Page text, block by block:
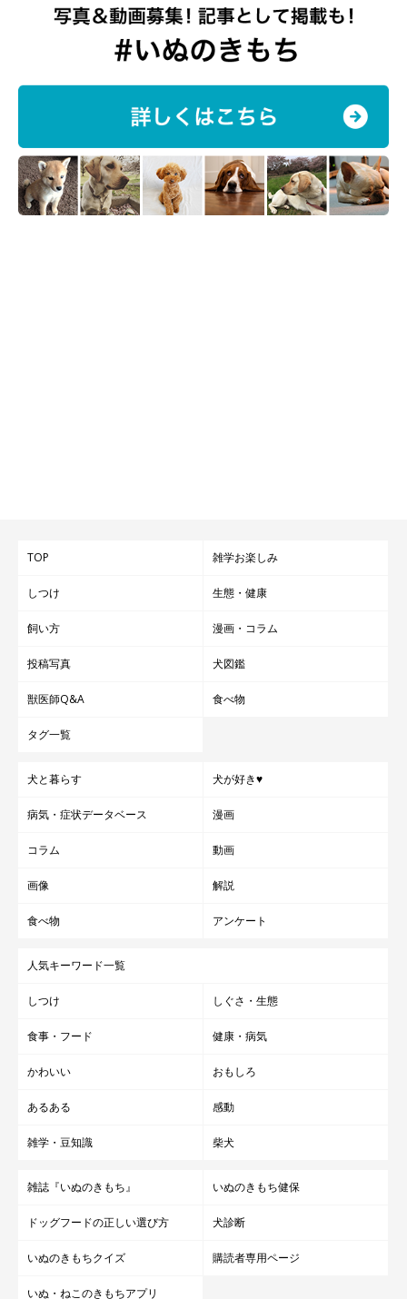
TOP 雑学お楽しみ
しつけ 生態・健康
飼い方 漫画・コラム
投稿写真 犬図鑑
獣医師Q&A 食べ物
タグ一覧
犬と暮らす 犬が好き♥
病気・症状データベース 漫画
コラム 動画
画像 解説
食べ物 アンケート
人気キーワード一覧
しつけ しぐさ・生態
食事・フード 健康・病気
かわいい おもしろ
あるある 感動
雑学・豆知識 柴犬
雑誌『いぬのきもち』 いぬのきもち健保
ドッグフードの正しい選び方 犬診断
いぬのきもちクイズ 購読者専用ページ
いぬ・ねこのきもちアプリ